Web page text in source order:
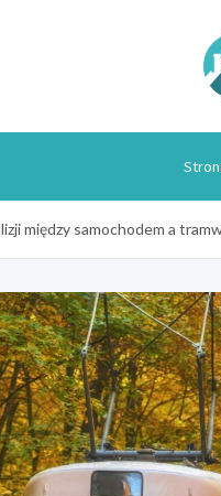
między samochodem a